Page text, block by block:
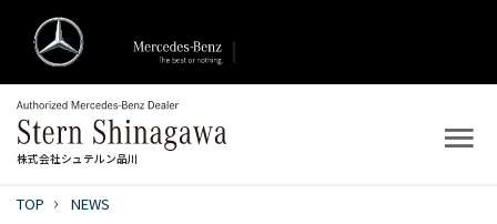
株式会社シュテルン品川
TOP NEWS